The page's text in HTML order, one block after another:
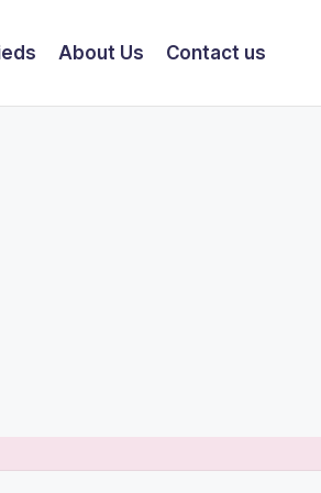
About Us Contact us